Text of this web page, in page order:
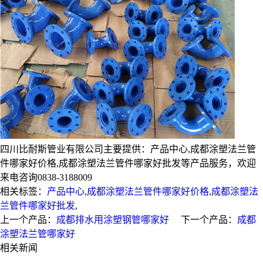
四川比耐斯管业有限公司主要提供：产品中心,成都涂塑法兰管
件哪家好价格,成都涂塑法兰管件哪家好批发等产品服务，欢迎
来电咨询0838-3188009
相关标签： 产品中心,成都涂塑法兰管件哪家好价格,成都涂塑法
兰管件哪家好批发,
上一个产品： 成都排水用涂塑钢管哪家好 下一个产品： 成都
涂塑法兰管哪家好
相关新闻